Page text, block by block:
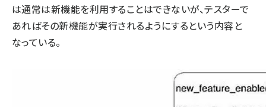
は通常は新機能を利用することはできないが、テスターで
あればその新機能が実行されるようにするという内容と
なっている。